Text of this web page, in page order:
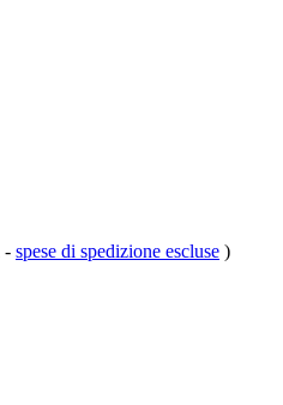
- spese di spedizione escluse )